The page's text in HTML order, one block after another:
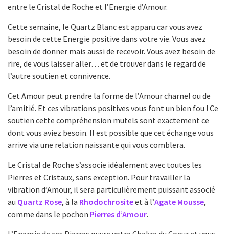
entre le Cristal de Roche et l’Energie d’Amour.
Cette semaine, le Quartz Blanc est apparu car vous avez
besoin de cette Energie positive dans votre vie. Vous avez
besoin de donner mais aussi de recevoir. Vous avez besoin de
rire, de vous laisser aller… et de trouver dans le regard de
l’autre soutien et connivence.
Cet Amour peut prendre la forme de l’Amour charnel ou de
l’amitié. Et ces vibrations positives vous font un bien fou ! Ce
soutien cette compréhension mutels sont exactement ce
dont vous aviez besoin. Il est possible que cet échange vous
arrive via une relation naissante qui vous comblera.
Le Cristal de Roche s’associe idéalement avec toutes les
Pierres et Cristaux, sans exception. Pour travailler la
vibration d’Amour, il sera particulièrement puissant associé
au Quartz Rose, à la Rhodochrositeet à l’Agate Mousse,
comme dans le pochon Pierres d’Amour.